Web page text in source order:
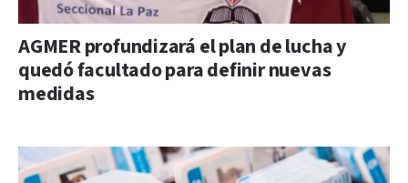
AGMER profundizará el plan de lucha y
quedó facultado para definir nuevas
medidas